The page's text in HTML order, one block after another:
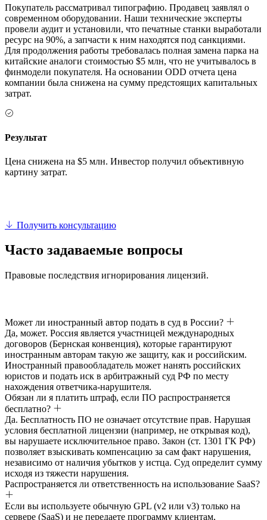
Покупатель рассматривал типографию. Продавец заявлял о
современном оборудовании. Наши технические эксперты
провели аудит и установили, что печатные станки выработали
ресурс на 90%, а запчасти к ним находятся под санкциями.
Для продолжения работы требовалась полная замена парка на
китайские аналоги стоимостью $5 млн, что не учитывалось в
финмодели покупателя. На основании ODD отчета цена
компании была снижена на сумму предстоящих капитальных
затрат.
Результат
Цена снижена на $5 млн. Инвестор получил объективную
картину затрат.
Получить консультацию
Часто задаваемые вопросы
Правовые последствия игнорирования лицензий.
Может ли иностранный автор подать в суд в России?
Да, может. Россия является участницей международных
договоров (Бернская конвенция), которые гарантируют
иностранным авторам такую же защиту, как и российским.
Иностранный правообладатель может нанять российских
юристов и подать иск в арбитражный суд РФ по месту
нахождения ответчика-нарушителя.
Обязан ли я платить штраф, если ПО распространяется
бесплатно?
Да. Бесплатность ПО не означает отсутствие прав. Нарушая
условия бесплатной лицензии (например, не открывая код),
вы нарушаете исключительное право. Закон (ст. 1301 ГК РФ)
позволяет взыскивать компенсацию за сам факт нарушения,
независимо от наличия убытков у истца. Суд определит сумму
исходя из тяжести нарушения.
Распространяется ли ответственность на использование SaaS?
Если вы используете обычную GPL (v2 или v3) только на
сервере (SaaS) и не передаете программу клиентам,